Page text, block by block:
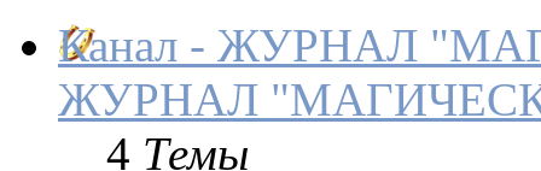
Канал - ЖУРНАЛ
ЖУРНАЛ
4 Темы